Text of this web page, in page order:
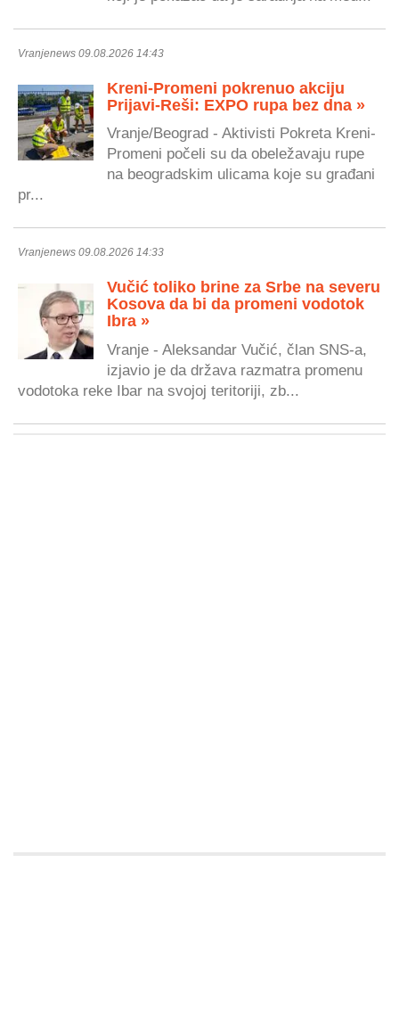
Vranjenews 09.08.2026 14:43
Kreni-Promeni pokrenuo akciju
Prijavi-Reši: EXPO rupa bez dna »
Vranje/Beograd - Aktivisti Pokreta Kreni-
Promeni počeli su da obeležavaju rupe
na beogradskim ulicama koje su građani
pr...
Vranjenews 09.08.2026 14:33
Vučić toliko brine za Srbe na severu
Kosova da bi da promeni vodotok
Ibra »
Vranje - Aleksandar Vučić, član SNS-a,
izjavio je da država razmatra promenu
vodotoka reke Ibar na svojoj teritoriji, zb...